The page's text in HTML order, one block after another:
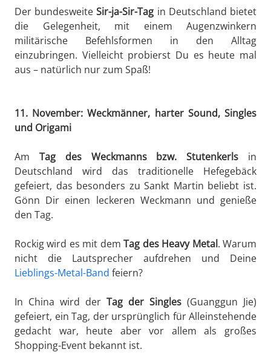
Der bundesweiteSir-ja-Sir-Tag in Deutschland bietet
die Gelegenheit, mit einem Augenzwinkern
militärische Befehlsformen in den Alltag
einzubringen. Vielleicht probierst Du es heute mal
aus – natürlich nur zum Spaß!
11. November: Weckmänner, harter Sound, Singles
und Origami
Am Tag des Weckmanns bzw. Stutenkerls in
Deutschland wird das traditionelle Hefegebäck
gefeiert, das besonders zu Sankt Martin beliebt ist.
Gönn Dir einen leckeren Weckmann und genieße
den Tag.
Rockig wird es mit demTag des Heavy Metal. Warum
nicht die Lautsprecher aufdrehen und Deine
Lieblings-Metal-Band feiern?
In China wird der Tag der Singles (Guanggun Jie)
gefeiert, ein Tag, der ursprünglich für Alleinstehende
gedacht war, heute aber vor allem als großes
Shopping-Event bekannt ist.